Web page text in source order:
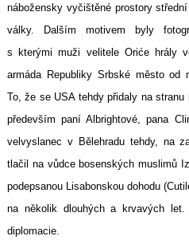
nábožensky vyčištěné prostory
války. Dalším motivem byly
s kterými muži velitele Oriće hrály
armáda Republiky Srbské město od
To, že se USA tehdy přidaly na
především paní Albrightové, pana
velvyslanec v Bělehradu tehdy, na
tlačil na vůdce bosenských muslimů
podepsanou Lisabonskou dohodu
na několik dlouhých a krvavých
diplomacie.